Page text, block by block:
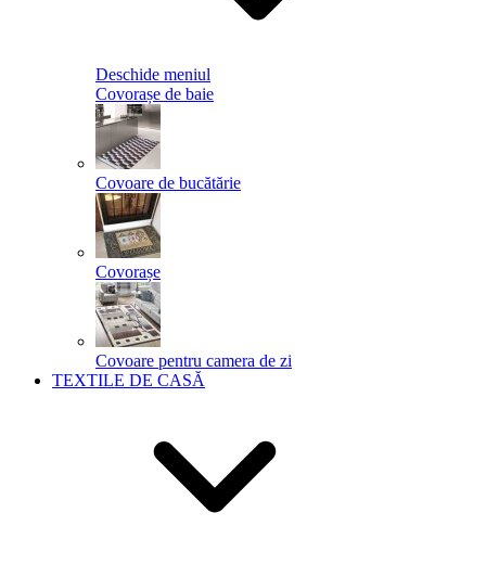
Deschide meniul
Covorașe de baie
Covoare de bucătărie
Covorașe
Covoare pentru camera de zi
TEXTILE DE CASĂ